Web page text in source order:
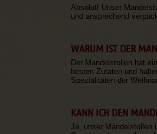
Absolut! Unser
und ansprechend
WARUM IST DER
Der Mandelstollen hat
besten Zutaten und
Spezialitäten der
KANN ICH DEN
Ja, unser Mandelstollen